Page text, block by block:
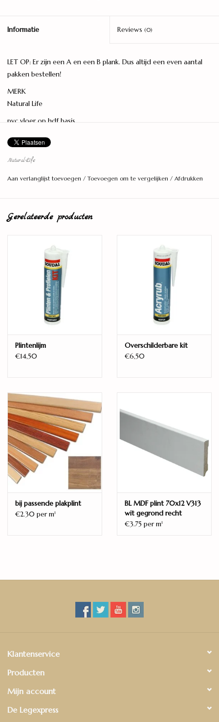
Informatie Reviews (0)
LET OP: Er zijn een A en een B plank. Dus altijd een even aantal
pakken bestellen!
MERK
Natural Life
pvc vloer op hdf basis
COLLECTIE
Natural Life Visgraat
Hout, Visgraat
LENGTE PLANK
DIKTE PLANK
PAK INHOUD
PAK INHOUD (PLANKEN)
10
V-GROEVEN
Nee
GESCHIKT VOOR VLOERVERWARMING
Ja
KWALITEITSKLASSE
23, 33
VLOERBARE STRUCTUUR
Houtstructuur
FABRIEKSGARANTIE
Natural-Life
Aan verlanglijst toevoegen /Toevoegen om te vergelijken / Afdrukken
Gerelateerde producten
Plintenlijm
€14,50
Overschilderbare kit
€6,50
bij passende plakplint
€2.30 per m1
BL MDF plint 70x12 V313
wit gegrond recht
€3.75 per m1
Klantenservice
Producten
Mijn account
De Legexpress